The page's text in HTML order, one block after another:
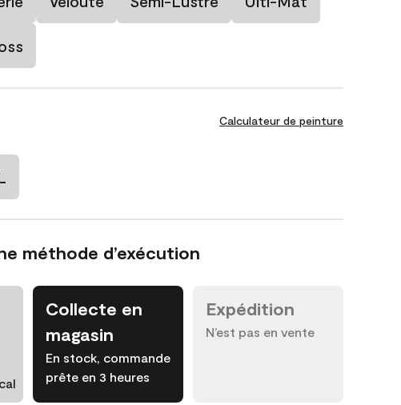
Calculateur de peinture
méthode d’exécution
Collecte en
magasin
En stock, commande
prête en 3 heures
Expédition
N’est pas en vente